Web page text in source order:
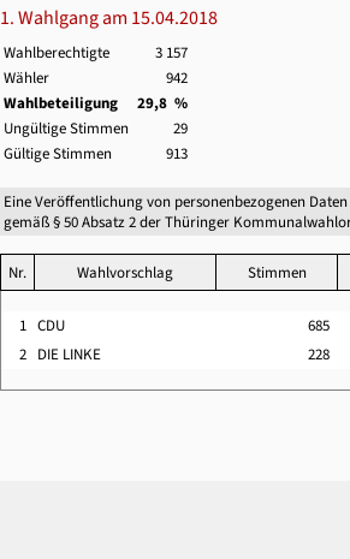
1. Wahlgang am 15.04.2018
Wahlberechtigte
3 157
Wähler
942
Wahlbeteiligung
29,8 %
Ungültige Stimmen
29
Gültige Stimmen
913
Eine Veröffentlichung von personenbezogenen
gemäß § 50 Absatz 2 der Thüringer
Nr. Wahlvorschlag Stimmen
1 CDU
685
2 DIE LINKE 228